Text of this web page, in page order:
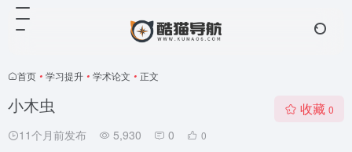
首页 • 学习提升 • 学术论文 • 正文
小木虫
11个月前发布 5,930 0 0
收藏 0